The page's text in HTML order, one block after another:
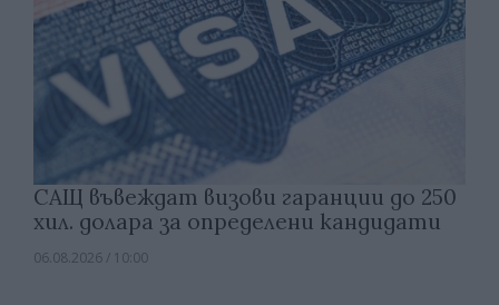
САЩ въвеждат визови гаранции до 250
хил. долара за определени кандидати
06.08.2026 / 10:00